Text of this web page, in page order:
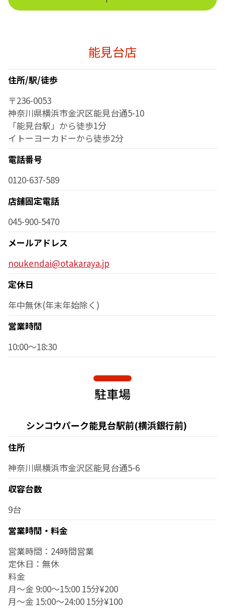
能見台店
住所/駅/徒歩
〒236-0053
神奈川県横浜市金沢区能見台通5-10
「能見台駅」から徒歩1分
イトーヨーカドーから徒歩2分
電話番号
0120-637-589
店舗固定電話
045-900-5470
メールアドレス
noukendai@otakaraya.jp
定休日
年中無休(年末年始除く)
営業時間
10:00～18:30
駐車場
シンコウパーク能見台駅前(横浜銀行前)
住所
神奈川県横浜市金沢区能見台通5-6
収容台数
9台
営業時間・料金
営業時間：24時間営業
定休日：無休
料金
月～金 9:00～15:00 15分¥200
月～金 15:00～24:00 15分¥100